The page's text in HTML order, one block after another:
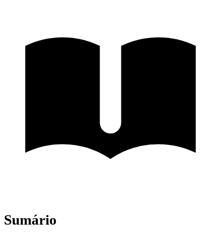
Sumário